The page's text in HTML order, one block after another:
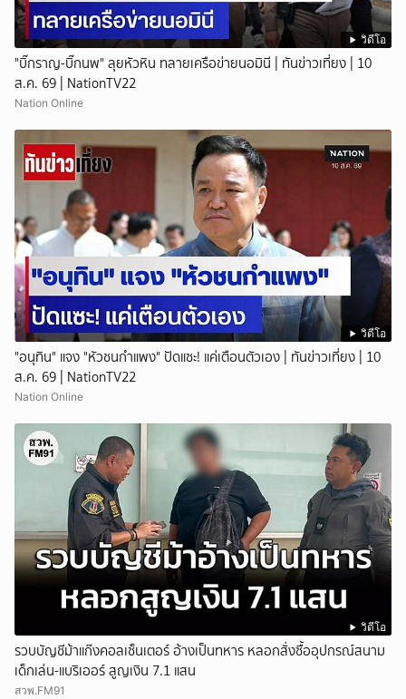
วิดีโอ
"บิ๊กราญ-บิ๊กนพ" ลุยหัวหิน ทลายเครือข่ายนอมินี | ทันข่าวเที่ยง | 10
ส.ค. 69 | NationTV22
Nation Online
วิดีโอ
"อนุทิน" แจง "หัวชนกำแพง" ปัดแซะ! แค่เตือนตัวเอง | ทันข่าวเที่ยง | 10
ส.ค. 69 | NationTV22
Nation Online
วิดีโอ
รวบบัญชีม้าแก๊งคอลเซ็นเตอร์ อ้างเป็นทหาร หลอกสั่งซื้ออุปกรณ์สนาม
เด็กเล่น-แบริเออร์ สูญเงิน 7.1 แสน
สวพ.FM91